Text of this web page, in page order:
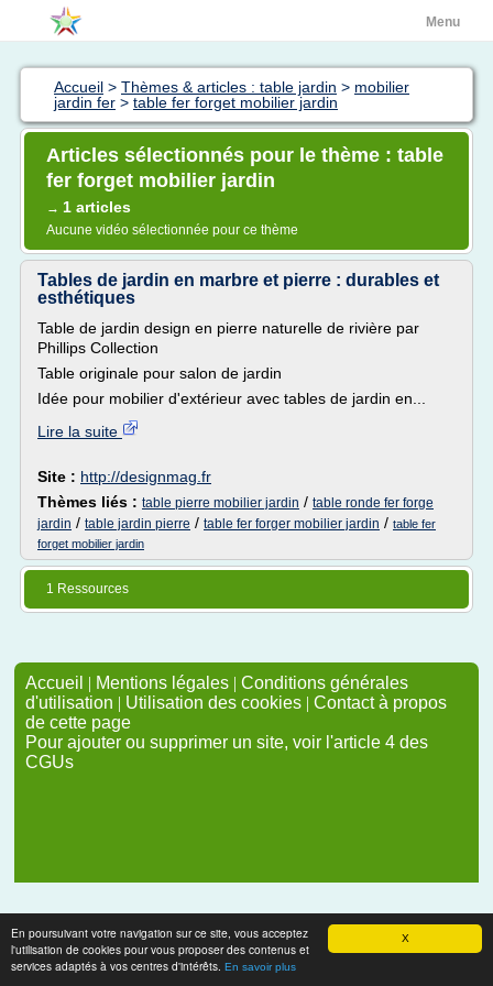
X
En poursuivant votre navigation sur ce site, vous acceptez
l'utilisation de cookies pour vous proposer des contenus et
services adaptés à vos centres d'intérêts. En savoir plus
Menu
Accueil > Thèmes & articles : table jardin > mobilier
jardin fer > table fer forget mobilier jardin
Articles sélectionnés pour le thème : table
fer forget mobilier jardin
→ 1 articles
Aucune vidéo sélectionnée pour ce thème
Tables de jardin en marbre et pierre : durables et
esthétiques
Table de jardin design en pierre naturelle de rivière par
Phillips Collection
Table originale pour salon de jardin
Idée pour mobilier d'extérieur avec tables de jardin en...
Lire la suite
Site : http://designmag.fr
Thèmes liés : table pierre mobilier jardin / table ronde fer forge
jardin / table jardin pierre / table fer forger mobilier jardin / table fer
forget mobilier jardin
1 Ressources
Accueil | Mentions légales | Conditions générales
d'utilisation | Utilisation des cookies | Contact à propos
de cette page
Pour ajouter ou supprimer un site, voir l'article 4 des
CGUs